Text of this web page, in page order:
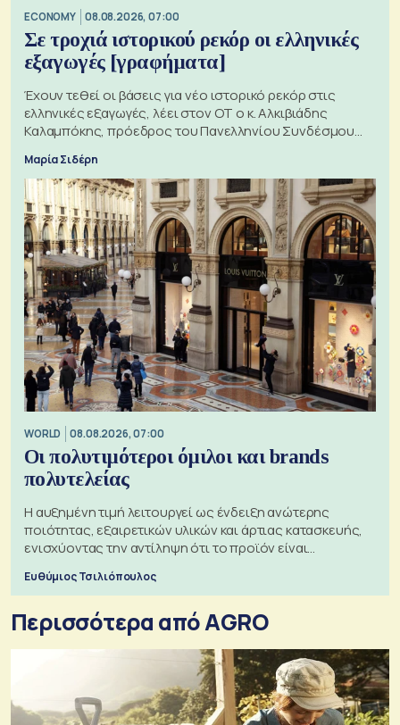
ECONOMY 08.08.2026, 07:00
Σε τροχιά ιστορικού ρεκόρ οι ελληνικές
εξαγωγές [γραφήματα]
Έχουν τεθεί οι βάσεις για νέο ιστορικό ρεκόρ στις
ελληνικές εξαγωγές, λέει στον ΟΤ ο κ. Αλκιβιάδης
Καλαμπόκης, πρόεδρος του Πανελληνίου Συνδέσμου
Εξαγωγέων
Μαρία Σιδέρη
WORLD 08.08.2026, 07:00
Οι πολυτιμότεροι όμιλοι και brands
πολυτελείας
Η αυξημένη τιμή λειτουργεί ως ένδειξη ανώτερης
ποιότητας, εξαιρετικών υλικών και άρτιας κατασκευής,
ενισχύοντας την αντίληψη ότι το προϊόν είναι
ξεχωριστό
Ευθύμιος Τσιλιόπουλος
Περισσότερα από AGRO